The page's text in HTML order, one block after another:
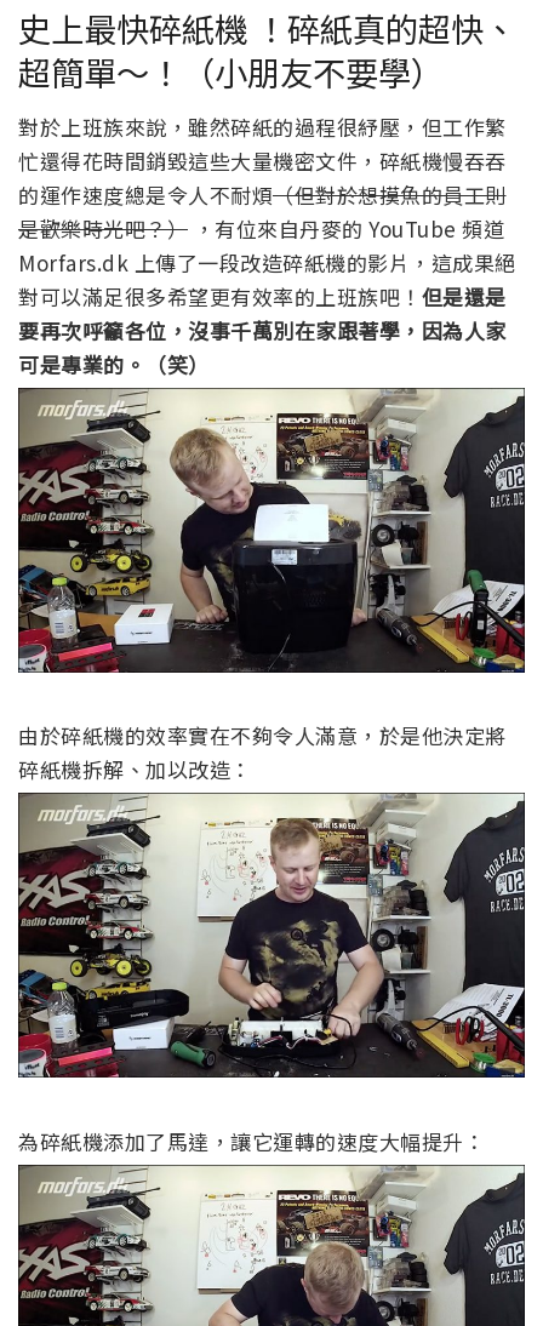
史上最快碎紙機 ！碎紙真的超快、
超簡單～！（小朋友不要學）
對於上班族來說，雖然碎紙的過程很紓壓，但工作繁
忙還得花時間銷毀這些大量機密文件，碎紙機慢吞吞
的運作速度總是令人不耐煩（但對於想摸魚的員工則
是歡樂時光吧？） ，有位來自丹麥的 YouTube 頻道
Morfars.dk 上傳了一段改造碎紙機的影片，這成果絕
對可以滿足很多希望更有效率的上班族吧！ 但是還是
要再次呼籲各位，沒事千萬別在家跟著學，因為人家
可是專業的。（笑）
由於碎紙機的效率實在不夠令人滿意，於是他決定將
碎紙機拆解、加以改造：
為碎紙機添加了馬達，讓它運轉的速度大幅提升：